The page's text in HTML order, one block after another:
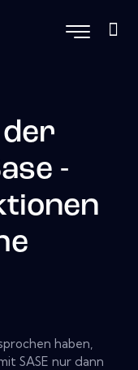
der
-
haben,
SASE nur dann